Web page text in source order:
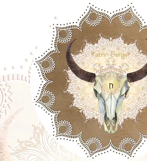
Katrin Berger